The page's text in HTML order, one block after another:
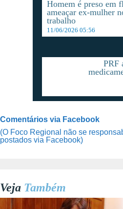
Homem é preso em
ameaçar ex-mulher
trabalho
11/06/2026 05:56
PRF
Comentários via Facebook
(O Foco Regional não se
postados via Facebook)
Veja Também